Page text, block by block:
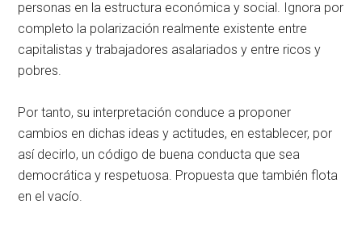
personas en la estructura económica y social. Ignora por
completo la polarización realmente existente entre
capitalistas y trabajadores asalariados y entre ricos y
pobres.
Por tanto, su interpretación conduce a proponer
cambios en dichas ideas y actitudes, en establecer, por
así decirlo, un código de buena conducta que sea
democrática y respetuosa. Propuesta que también flota
en el vacío.